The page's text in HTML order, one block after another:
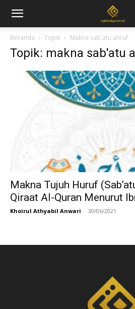
Beranda Topik Makna sab'atu ahruf
Topik: makna sab'atu
Makna Tujuh Huruf
Qiraat Al-Quran Menurut
Khoirul Athyabil Anwari - 30/06/2021